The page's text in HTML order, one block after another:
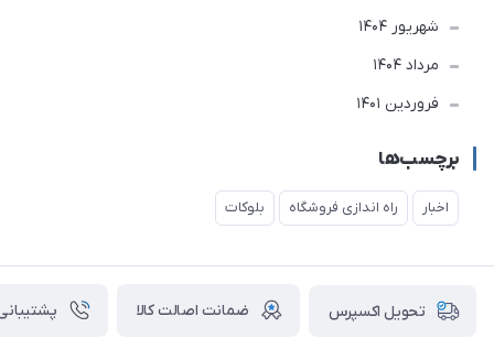
شهریور 1404
مرداد 1404
فروردین 1401
برچسب‌ها
اخبار راه اندازی فروشگاه بلوکات
تحویل اکسپرس ضمانت اصالت کالا پشتیبانی ۲۴